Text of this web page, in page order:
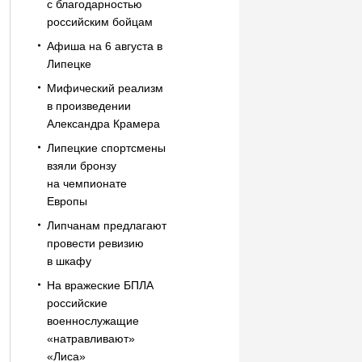
с благодарностью
российским бойцам
Афиша на 6 августа в
Липецке
Мифический реализм
в произведении
Александра Крамера
Липецкие спортсмены
взяли бронзу
на чемпионате
Европы
Липчанам предлагают
провести ревизию
в шкафу
На вражеские БПЛА
российские
военнослужащие
«натравливают»
«Лиса»